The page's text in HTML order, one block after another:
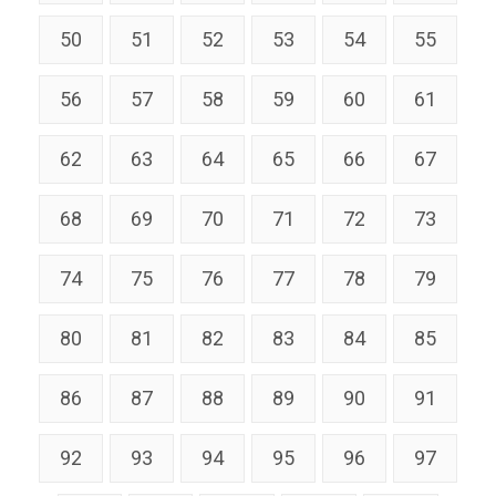
50 51 52 53 54 55
56 57 58 59 60 61
62 63 64 65 66 67
68 69 70 71 72 73
74 75 76 77 78 79
80 81 82 83 84 85
86 87 88 89 90 91
92 93 94 95 96 97